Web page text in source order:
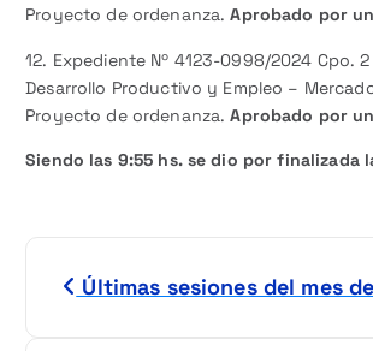
Proyecto de ordenanza.Aprobado por
12. Expediente Nº 4123-0998/2024 Cpo.
Desarrollo Productivo y Empleo –
Proyecto de ordenanza.Aprobado por
Siendo las 9:55 hs. se dio por finalizada
Últimas sesiones del mes